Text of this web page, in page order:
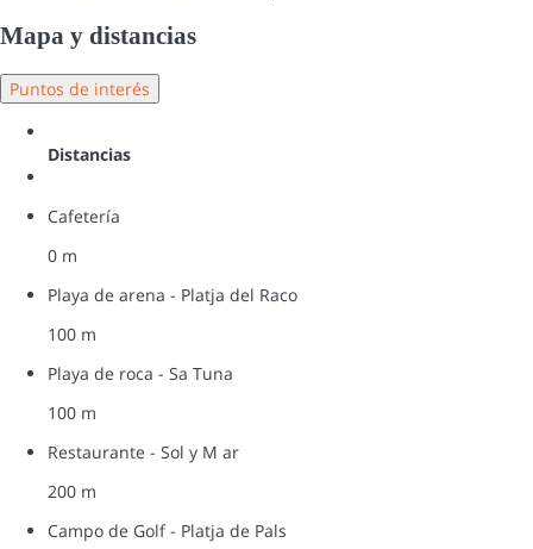
Mapa y distancias
Puntos de interés
Distancias
Cafetería
0 m
Playa de arena - Platja del Raco
100 m
Playa de roca - Sa Tuna
100 m
Restaurante - Sol y M ar
200 m
Campo de Golf - Platja de Pals